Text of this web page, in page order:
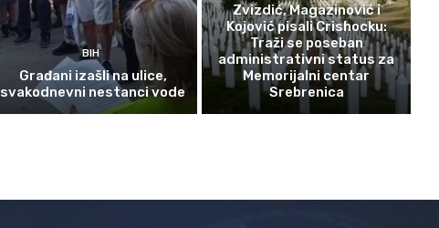
BIH
Građani izašli na ulice,
svakodnevni nestanci vode
Zvizdić, Magazinović i
Kojović pisali Crishocku:
Traži se poseban
administrativni status za
Memorijalni centar
Srebrenica